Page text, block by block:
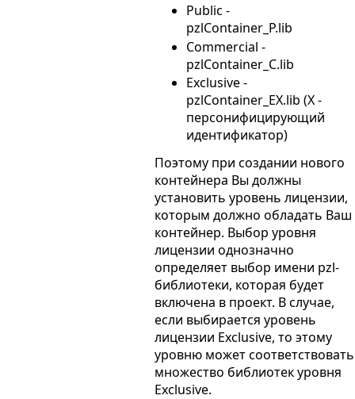
Public -
pzlContainer_P.lib
Commercial -
pzlContainer_C.lib
Exclusive -
pzlContainer_EX.lib (X -
персонифицирующий
идентификатор)
Поэтому при создании нового
контейнера Вы должны
установить уровень лицензии,
которым должно обладать Ваш
контейнер. Выбор уровня
лицензии однозначно
определяет выбор имени pzl-
библиотеки, которая будет
включена в проект. В случае,
если выбирается уровень
лицензии Exclusive, то этому
уровню может соответствовать
множество библиотек уровня
Exclusive.